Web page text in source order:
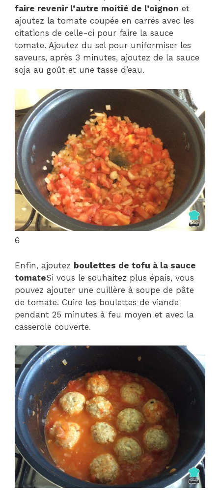
faire revenir l’autre moitié de l’oignon et
ajoutez la tomate coupée en carrés avec les
citations de celle-ci pour faire la sauce
tomate. Ajoutez du sel pour uniformiser les
saveurs, après 3 minutes, ajoutez de la sauce
soja au goût et une tasse d’eau.
6
Enfin, ajoutez boulettes de tofu à la sauce
tomateSi vous le souhaitez plus épais, vous
pouvez ajouter une cuillère à soupe de pâte
de tomate. Cuire les boulettes de viande
pendant 25 minutes à feu moyen et avec la
casserole couverte.